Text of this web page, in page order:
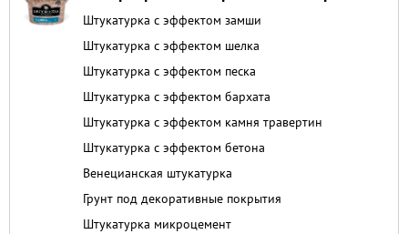
Штукатурка с эффектом замши
Штукатурка с эффектом шелка
Штукатурка с эффектом песка
Штукатурка с эффектом бархата
Штукатурка с эффектом камня травертин
Штукатурка с эффектом бетона
Венецианская штукатурка
Грунт под декоративные покрытия
Штукатурка микроцемент